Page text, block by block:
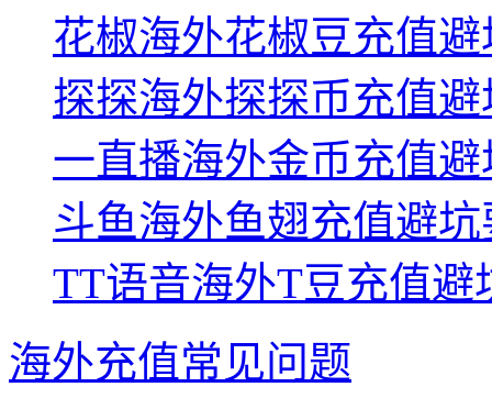
花椒海外花椒豆充值
探探海外探探币充值
一直播海外金币充值
斗鱼海外鱼翅充值避坑
TT语音海外T豆充值避
海外充值常见问题